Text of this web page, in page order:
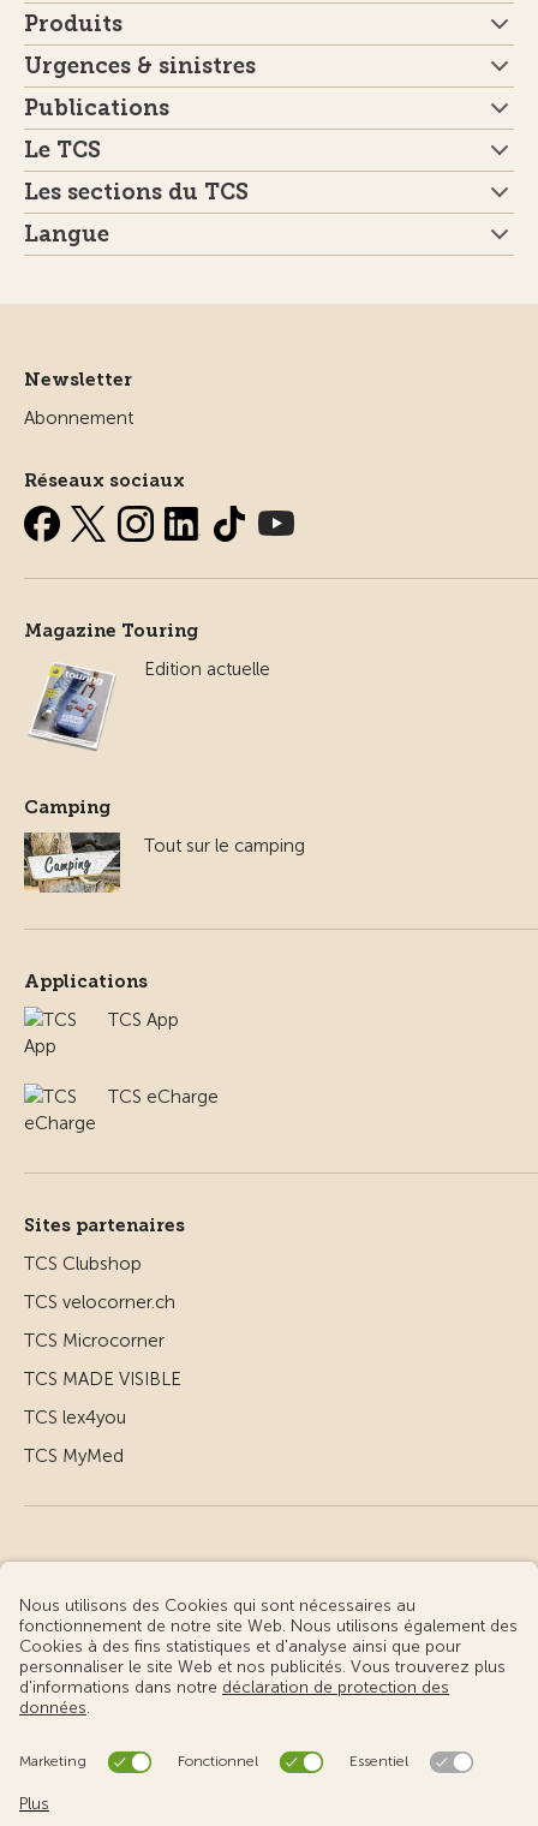
Produits
Urgences & sinistres
Publications
Le TCS
Les sections du TCS
Langue
Newsletter
Abonnement
Réseaux sociaux
Magazine Touring
Edition actuelle
Camping
Tout sur le camping
Applications
TCS App
TCS eCharge
Sites partenaires
TCS Clubshop
TCS velocorner.ch
TCS Microcorner
TCS MADE VISIBLE
TCS lex4you
TCS MyMed
Conditions d’utilisation – informations juridiques